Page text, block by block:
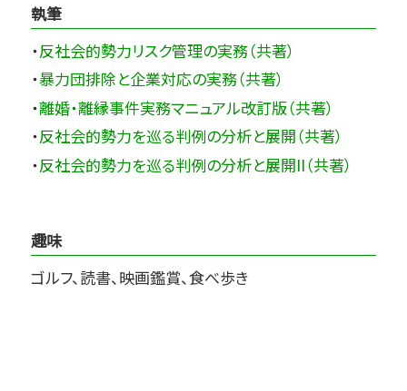
執筆
・反社会的勢力リスク管理の実務（共著）
・暴力団排除と企業対応の実務（共著）
・離婚・離縁事件実務マニュアル改訂版（共著）
・反社会的勢力を巡る判例の分析と展開（共著）
・反社会的勢力を巡る判例の分析と展開II（共著）
趣味
ゴルフ、読書、映画鑑賞、食べ歩き